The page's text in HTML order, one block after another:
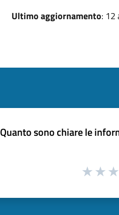
Ultimo aggiornamento: 12
Quanto sono chiare le